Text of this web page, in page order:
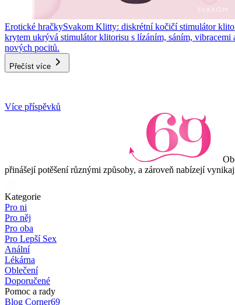
Erotické hračkySvakom Klitty: diskrétní kočičí stimulátor
krytem ukrývá stimulátor klitorisu s lízáním, sáním,
nových pocitů.
Přečíst více
Item
Více příspěvků
přinášejí potěšení různými způsoby, a zároveň nabízejí
Kategorie
Pro ni
Pro něj
Pro oba
Pro Lepší Sex
Anální
Lékárna
Oblečení
Doporučené
Pomoc a rady
Blog Corner69